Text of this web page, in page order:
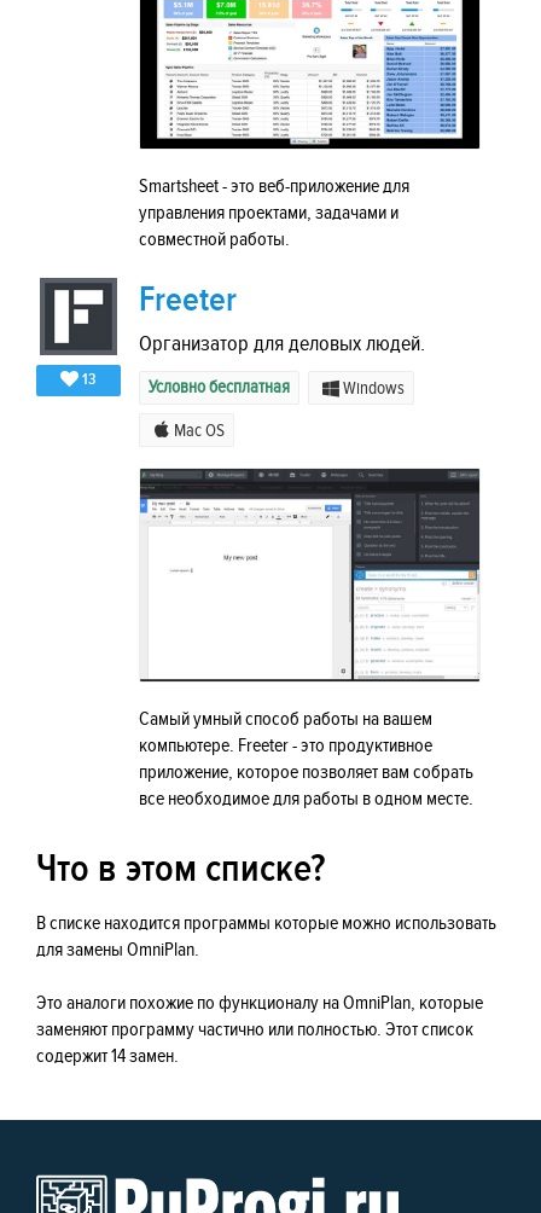
Smartsheet - это веб-приложение для
управления проектами, задачами и
совместной работы.
13
Freeter
Организатор для деловых людей.
Условно бесплатная Windows
Mac OS
Самый умный способ работы на вашем
компьютере. Freeter - это продуктивное
приложение, которое позволяет вам собрать
все необходимое для работы в одном месте.
Что в этом списке?
В списке находится программы которые можно использовать
для замены OmniPlan.
Это аналоги похожие по функционалу на OmniPlan, которые
заменяют программу частично или полностью. Этот список
содержит 14 замен.